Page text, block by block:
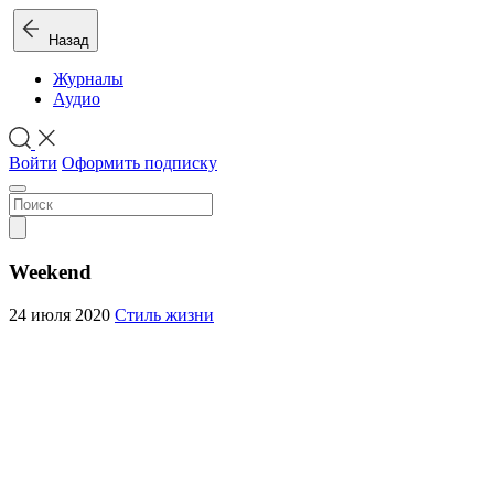
Назад
Журналы
Аудио
Войти Оформить подписку
Weekend
24 июля 2020 Стиль жизни